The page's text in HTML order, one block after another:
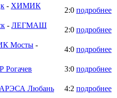
- ХИМИК
2:0 подробнее
- ЛЕГМАШ
2:0 подробнее
Мосты -
4:0 подробнее
3:0 подробнее
АРЭСА Любань 4:2 подробнее